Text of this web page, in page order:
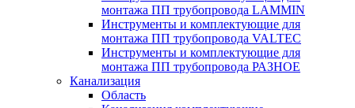
монтажа ПП трубопровода LAMMIN
Инструменты и комплектующие для
монтажа ПП трубопровода VALTEC
Инструменты и комплектующие для
монтажа ПП трубопровода РАЗНОЕ
Канализация
Область